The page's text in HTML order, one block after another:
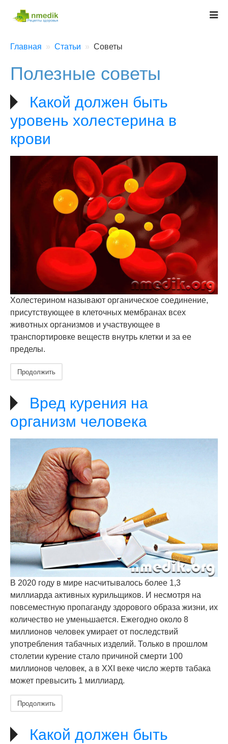
Главная Статьи Советы
Полезные советы
Какой должен быть
уровень холестерина в
крови
Холестерином называют органическое соединение,
присутствующее в клеточных мембранах всех
животных организмов и участвующее в
транспортировке веществ внутрь клетки и за ее
пределы.
Продолжить
Вред курения на
организм человека
В 2020 году в мире насчитывалось более 1,3
миллиарда активных курильщиков. И несмотря на
повсеместную пропаганду здорового образа жизни, их
количество не уменьшается. Ежегодно около 8
миллионов человек умирает от последствий
употребления табачных изделий. Только в прошлом
столетии курение стало причиной смерти 100
миллионов человек, а в XXI веке число жертв табака
может превысить 1 миллиард.
Продолжить
Какой должен быть